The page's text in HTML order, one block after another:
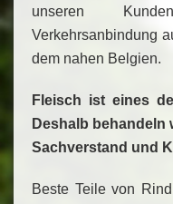
unseren
Verkehrsanbindung
dem nahen Belgien.
Fleisch ist eines
Deshalb behandeln
Sachverstand und
Beste Teile von